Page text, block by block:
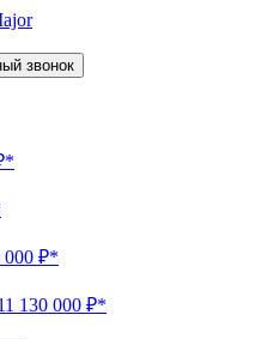
звонок
000 ₽*
130 000 ₽*